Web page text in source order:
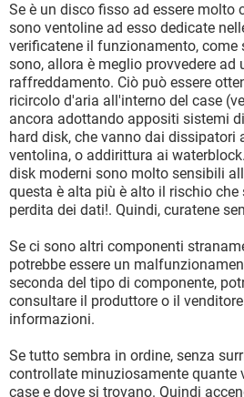
Se è un disco fisso ad essere molto
sono ventoline ad esso dedicate
verificatene il funzionamento, come
sono, allora è meglio provvedere ad
raffreddamento. Ciò può essere
ricircolo d'aria all'interno del case
ancora adottando appositi sistemi
hard disk, che vanno dai dissipatori
ventolina, o addirittura ai
disk moderni sono molto sensibili
questa è alta più è alto il rischio che
perdita dei dati!. Quindi, curatene
Se ci sono altri componenti
potrebbe essere un
seconda del tipo di componente,
consultare il produttore o il
informazioni.
Se tutto sembra in ordine, senza
controllate minuziosamente quante
case e dove si trovano. Quindi